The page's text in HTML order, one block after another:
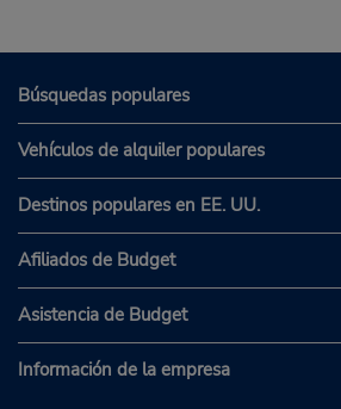
Búsquedas populares
Vehículos de alquiler populares
Destinos populares en EE. UU.
Afiliados de Budget
Asistencia de Budget
Información de la empresa